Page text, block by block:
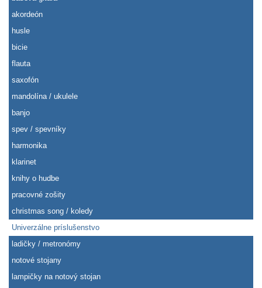
akordeón
husle
bicie
flauta
saxofón
mandolína / ukulele
banjo
spev / spevníky
harmonika
klarinet
knihy o hudbe
pracovné zošity
christmas song / koledy
Univerzálne príslušenstvo
ladičky / metronómy
notové stojany
lampičky na notový stojan